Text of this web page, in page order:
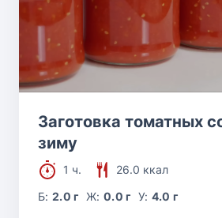
Заготовка томатных
зиму
1 ч.
26.0 ккал
Б:2.0 г Ж: 0.0 г У: 4.0 г